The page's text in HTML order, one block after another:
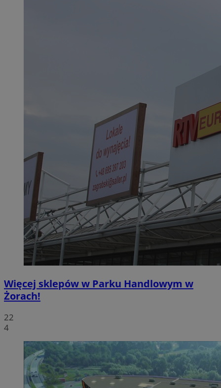
Więcej sklepów w Parku Handlowym w
Żorach!
22
4